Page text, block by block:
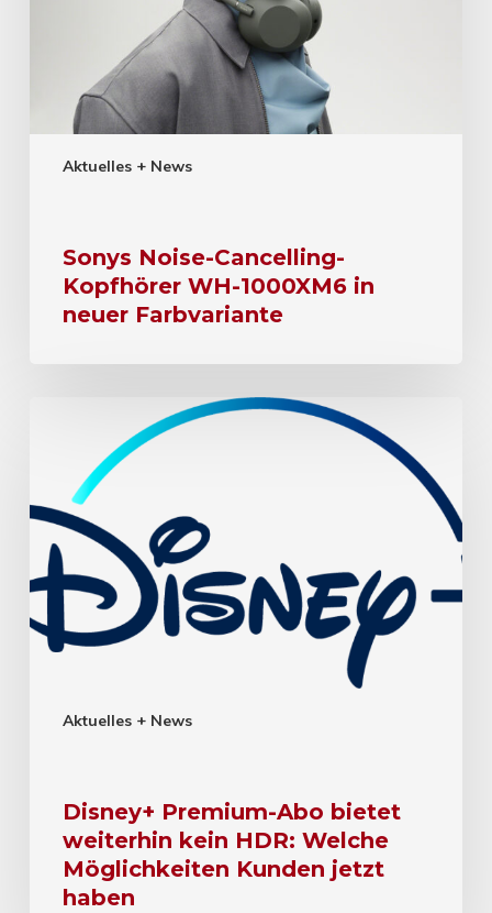
Aktuelles + News
Sonys Noise-Cancelling-
Kopfhörer WH-1000XM6 in
neuer Farbvariante
Aktuelles + News
Disney+ Premium-Abo bietet
weiterhin kein HDR: Welche
Möglichkeiten Kunden jetzt
haben